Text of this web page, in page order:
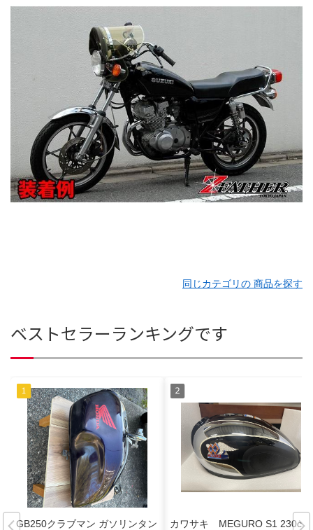
同じカテゴリの 商品を探す
ベストセラーランキングです
GB250クラブマン ガソリンタン カワサキ MEGURO S1 230cc